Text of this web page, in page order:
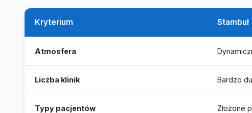
Kryterium Stambuł
Atmosfera
Liczba klinik Bardzo
Typy pacjentów Złożone